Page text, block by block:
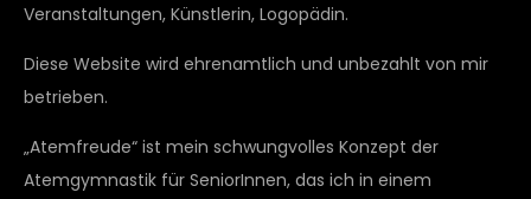
Veranstaltungen, Künstlerin, Logopädin.
Diese Website wird ehrenamtlich und unbezahlt von mir
betrieben.
„Atemfreude“ ist mein schwungvolles Konzept der
Atemgymnastik für SeniorInnen, das ich in einem